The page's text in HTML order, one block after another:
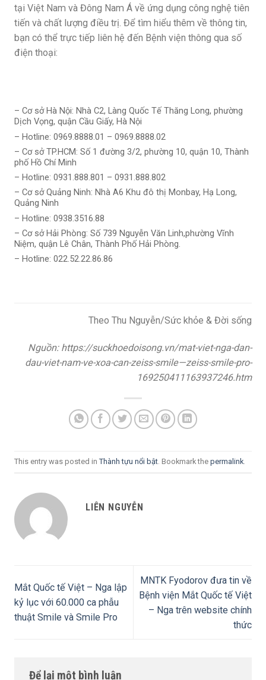
tại Việt Nam và Đông Nam Á về ứng dụng công nghệ tiên
tiến và chất lượng điều trị. Để tìm hiểu thêm về thông tin,
bạn có thể trực tiếp liên hệ đến Bệnh viện thông qua số
điện thoại:
– Cơ sở Hà Nội: Nhà C2, Làng Quốc Tế Thăng Long, phường
Dịch Vọng, quận Cầu Giấy, Hà Nội
– Hotline: 0969.8888.01 – 0969.8888.02
– Cơ sở TP.HCM: Số 1 đường 3/2, phường 10, quận 10, Thành
phố Hồ Chí Minh
– Hotline: 0931.888.801 – 0931.888.802
– Cơ sở Quảng Ninh: Nhà A6 Khu đô thị Monbay, Hạ Long,
Quảng Ninh
– Hotline: 0938.3516.88
– Cơ sở Hải Phòng: Số 739 Nguyễn Văn Linh,phường Vĩnh
Niệm, quận Lê Chân, Thành Phố Hải Phòng.
– Hotline: 022.52.22.86.86
Theo Thu Nguyễn/Sức khỏe & Đời sống
Nguồn: https://suckhoedoisong.vn/mat-viet-nga-dan-
dau-viet-nam-ve-xoa-can-zeiss-smile—zeiss-smile-pro-
169250411163937246.htm
This entry was posted inThành tựu nổi bật . Bookmark the permalink
LIÊN NGUYỄN
Mắt Quốc tế Việt – Nga lập
kỷ lục với 60.000 ca phẫu
thuật Smile và Smile Pro
MNTK Fyodorov đưa tin về
Bệnh viện Mắt Quốc tế Việt
– Nga trên website chính
thức
Để lại một bình luận